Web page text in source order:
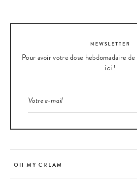
NEWSLETTER
Pour avoir votre dose hebdomadaire
ici !
OH MY CREAM